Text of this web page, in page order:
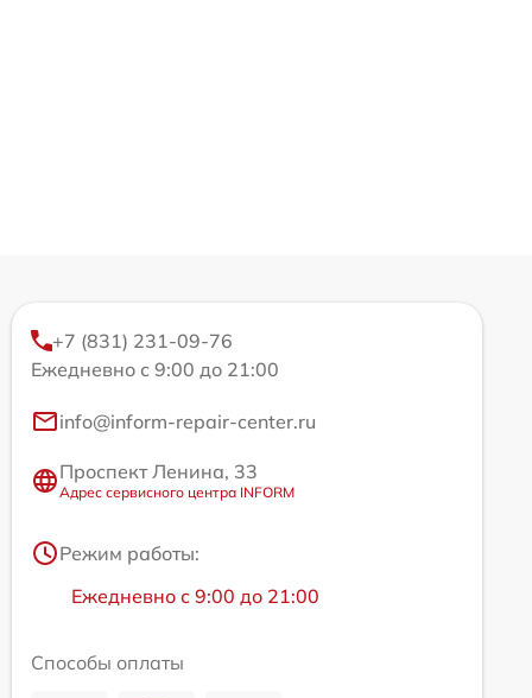
+7 (831) 231-09-76
Ежедневно с 9:00 до 21:00
info@inform-repair-center.ru
Проспект Ленина, 33
Адрес сервисного центра INFORM
Режим работы:
Ежедневно с 9:00 до 21:00
Способы оплаты